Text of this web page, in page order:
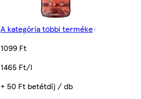
A kategória többi terméke
1099 Ft
1465 Ft/l
+ 50 Ft betétdíj / db